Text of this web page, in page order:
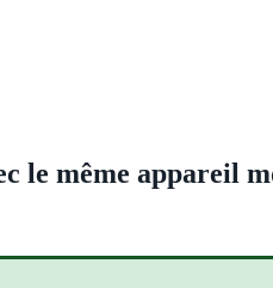
le même appareil